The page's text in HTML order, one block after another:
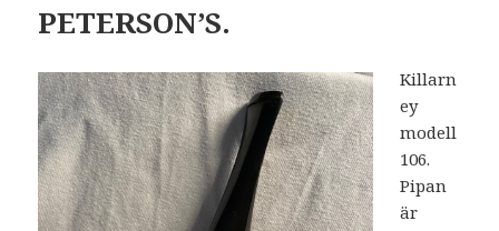
PETERSON’S.
Killarn
ey
modell
106.
Pipan
är